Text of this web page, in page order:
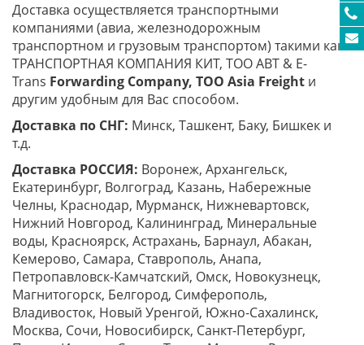
Доставка осуществляется транспортными
компаниями (авиа, железнодорожным
транспортном и грузовым транспортом) такими как
ТРАНСПОРТНАЯ КОМПАНИЯ КИТ, ТОО ABT & E-
Trans Forwarding Company, ТОО Asia Freight и
другим удобным для Вас способом.
Доставка по СНГ: Минск, Ташкент, Баку, Бишкек и
т.д.
Доставка РОССИЯ: Воронеж, Архангельск,
Екатеринбург, Волгоград, Казань, Набережные
Челны, Краснодар, Мурманск, Нижневартовск,
Нижний Новгород, Калининград, Минеральные
воды, Красноярск, Астрахань, Барнаул, Абакан,
Кемерово, Самара, Ставрополь, Анапа,
Петропавловск-Камчатский, Омск, Новокузнецк,
Магнитогорск, Белгород, Симферополь,
Владивосток, Новый Уренгой, Южно-Сахалинск,
Москва, Сочи, Новосибирск, Санкт-Петербург,